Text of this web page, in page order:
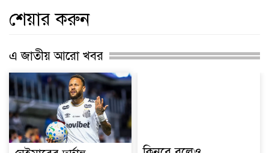
শেয়ার করুন
এ জাতীয় আরো খবর